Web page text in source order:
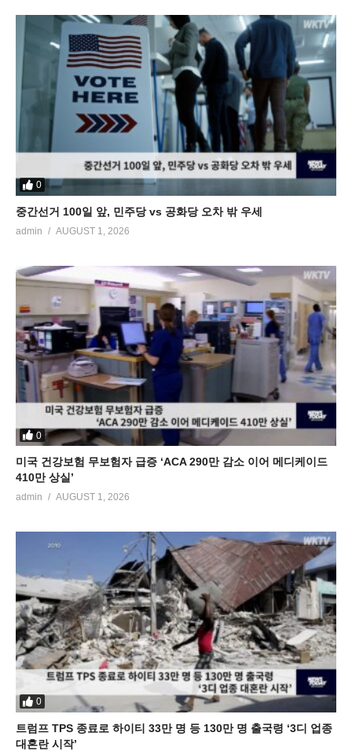
0
중간선거 100일 앞, 민주당 vs 공화당 오차 밖 우세
admin AUGUST 1, 2026
0
미국 건강보험 무보험자 급증 ‘ACA 290만 감소 이어 메디케이드
410만 상실’
admin AUGUST 1, 2026
0
트럼프 TPS 종료로 하이티 33만 명 등 130만 명 출국령 ‘3디 업종
대혼란 시작’